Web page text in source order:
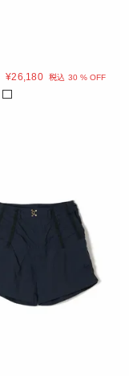
¥26,180 税込 30 % OFF